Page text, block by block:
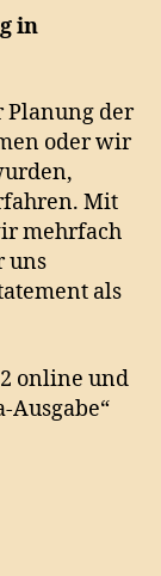
in
Planung der
oder wir
Mit
mehrfach
uns
als
online und
Ausgabe“